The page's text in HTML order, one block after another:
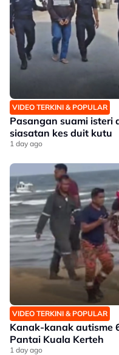
VIDEO TERKINI & POPULAR
Pasangan suami isteri
siasatan kes duit kutu
1 day ago
VIDEO TERKINI & POPULAR
Kanak-kanak autisme
Pantai Kuala Kerteh
1 day ago